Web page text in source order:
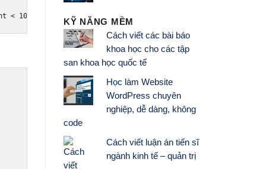
< 10 document. write "Current Count : "
KỸ NĂNG MỀM
Cách viết các bài báo
khoa học cho các tập
san khoa học quốc tế
Học làm Website
WordPress chuyên
nghiệp, dễ dàng, không
code
Cách viết luận án tiến sĩ
ngành kinh tế – quản trị